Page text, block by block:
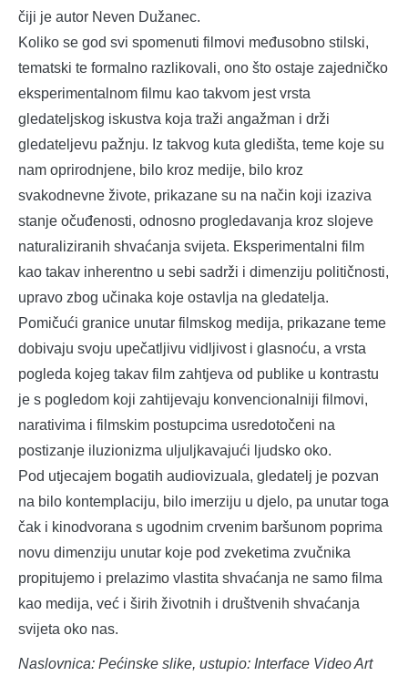
čiji je autor Neven Dužanec.
Koliko se god svi spomenuti filmovi međusobno stilski,
tematski te formalno razlikovali, ono što ostaje zajedničko
eksperimentalnom filmu kao takvom jest vrsta
gledateljskog iskustva koja traži angažman i drži
gledateljevu pažnju. Iz takvog kuta gledišta, teme koje su
nam oprirodnjene, bilo kroz medije, bilo kroz
svakodnevne živote, prikazane su na način koji izaziva
stanje očuđenosti, odnosno progledavanja kroz slojeve
naturaliziranih shvaćanja svijeta. Eksperimentalni film
kao takav inherentno u sebi sadrži i dimenziju političnosti,
upravo zbog učinaka koje ostavlja na gledatelja.
Pomičući granice unutar filmskog medija, prikazane teme
dobivaju svoju upečatljivu vidljivost i glasnoću, a vrsta
pogleda kojeg takav film zahtjeva od publike u kontrastu
je s pogledom koji zahtijevaju konvencionalniji filmovi,
narativima i filmskim postupcima usredotočeni na
postizanje iluzionizma uljuljkavajući ljudsko oko.
Pod utjecajem bogatih audiovizuala, gledatelj je pozvan
na bilo kontemplaciju, bilo imerziju u djelo, pa unutar toga
čak i kinodvorana s ugodnim crvenim baršunom poprima
novu dimenziju unutar koje pod zveketima zvučnika
propitujemo i prelazimo vlastita shvaćanja ne samo filma
kao medija, već i širih životnih i društvenih shvaćanja
svijeta oko nas.
Naslovnica: Pećinske slike, ustupio: Interface Video Art